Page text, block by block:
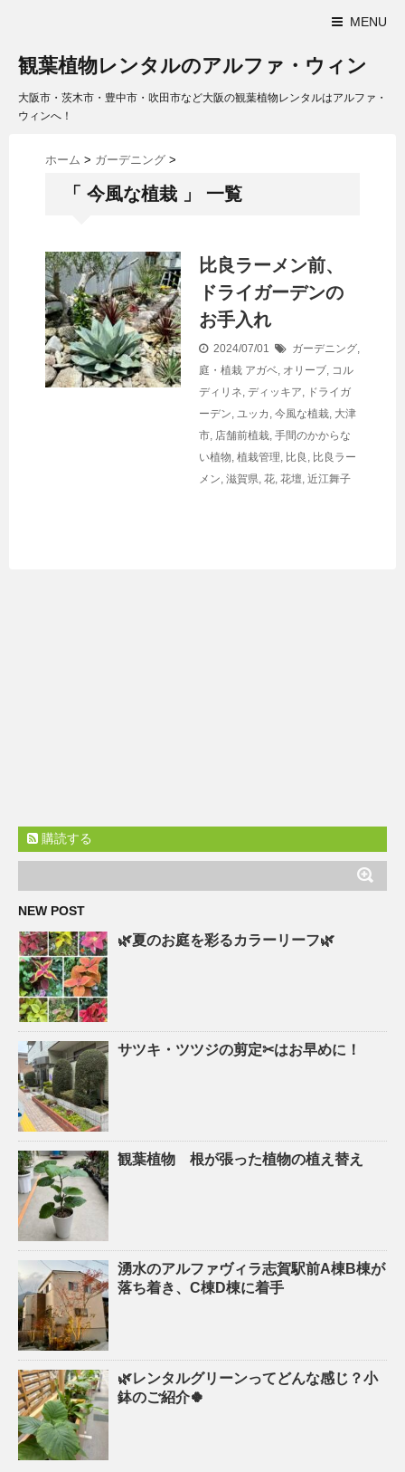
MENU
観葉植物レンタルのアルファ・ウィン
大阪市・茨木市・豊中市・吹田市など大阪の観葉植物レンタルはアルファ・
ウィンへ！
ホーム > ガーデニング >
「 今風な植栽 」 一覧
比良ラーメン前、
ドライガーデンの
お手入れ
2024/07/01 ガーデニング,
庭・植栽 アガベ, オリーブ, コル
ディリネ, ディッキア, ドライガ
ーデン, ユッカ , 今風な植栽, 大津
市, 店舗前植栽, 手間のかからな
い植物, 植栽管理, 比良 , 比良ラー
メン, 滋賀県, 花, 花壇, 近江舞子
購読する
NEW POST
🌿夏のお庭を彩るカラーリーフ🌿
サツキ・ツツジの剪定✂はお早めに！
観葉植物 根が張った植物の植え替え
湧水のアルファヴィラ志賀駅前A棟B棟が
落ち着き、C棟D棟に着手
🌿レンタルグリーンってどんな感じ？小
鉢のご紹介🍀